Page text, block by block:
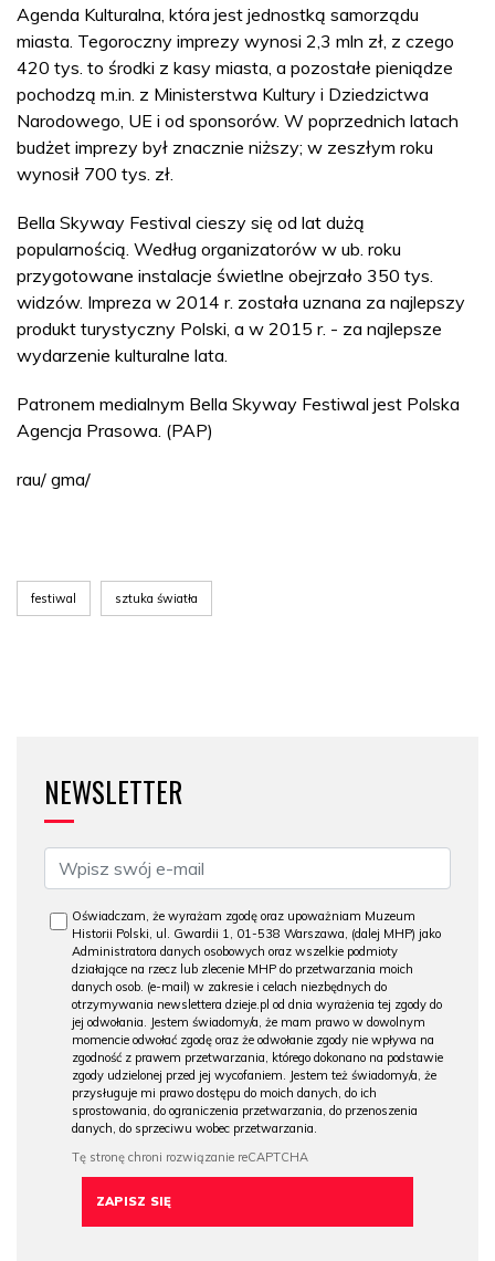
Agenda Kulturalna, która jest jednostką samorządu
miasta. Tegoroczny imprezy wynosi 2,3 mln zł, z czego
420 tys. to środki z kasy miasta, a pozostałe pieniądze
pochodzą m.in. z Ministerstwa Kultury i Dziedzictwa
Narodowego, UE i od sponsorów. W poprzednich latach
budżet imprezy był znacznie niższy; w zeszłym roku
wynosił 700 tys. zł.
Bella Skyway Festival cieszy się od lat dużą
popularnością. Według organizatorów w ub. roku
przygotowane instalacje świetlne obejrzało 350 tys.
widzów. Impreza w 2014 r. została uznana za najlepszy
produkt turystyczny Polski, a w 2015 r. - za najlepsze
wydarzenie kulturalne lata.
Patronem medialnym Bella Skyway Festiwal jest Polska
Agencja Prasowa. (PAP)
rau/ gma/
festiwal sztuka światła
NEWSLETTER
Oświadczam, że wyrażam zgodę oraz upoważniam Muzeum
Historii Polski, ul. Gwardii 1, 01-538 Warszawa, (dalej MHP) jako
Administratora danych osobowych oraz wszelkie podmioty
działające na rzecz lub zlecenie MHP do przetwarzania moich
danych osob. (e-mail) w zakresie i celach niezbędnych do
otrzymywania newslettera dzieje.pl od dnia wyrażenia tej zgody do
jej odwołania. Jestem świadomy/a, że mam prawo w dowolnym
momencie odwołać zgodę oraz że odwołanie zgody nie wpływa na
zgodność z prawem przetwarzania, którego dokonano na podstawie
zgody udzielonej przed jej wycofaniem. Jestem też świadomy/a, że
przysługuje mi prawo dostępu do moich danych, do ich
sprostowania, do ograniczenia przetwarzania, do przenoszenia
danych, do sprzeciwu wobec przetwarzania.